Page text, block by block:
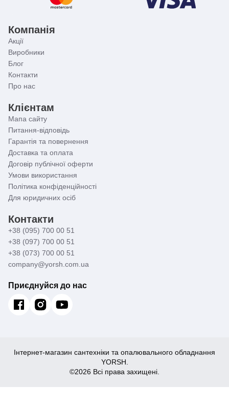
Компанія
Акції
Виробники
Блог
Контакти
Про нас
Клієнтам
Мапа сайту
Питання-відповідь
Гарантія та повернення
Доставка та оплата
Договір публічної оферти
Умови використання
Політика конфіденційності
Для юридичних осіб
Контакти
+38 (095) 700 00 51
+38 (097) 700 00 51
+38 (073) 700 00 51
company@yorsh.com.ua
Приєднуйся до нас
Інтернет-магазин сантехніки та опалювального обладнання
YORSH.
©2026 Всі права захищені.